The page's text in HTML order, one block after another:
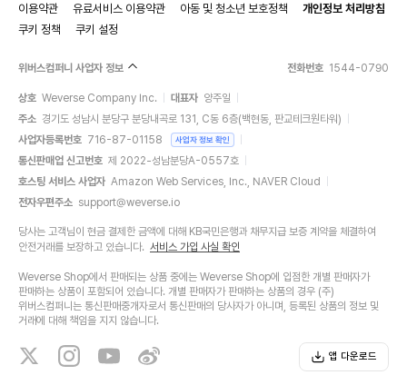
이용약관 유료서비스 이용약관 아동 및 청소년 보호정책
개인정보 처리방침
쿠키 정책
쿠키 설정
위버스컴퍼니 사업자 정보 전화번호 1544-0790
상호 Weverse Company Inc. 대표자 양주일
주소 경기도 성남시 분당구 분당내곡로 131, C동 6층(백현동, 판교테크원타워)
사업자등록번호 716-87-01158 사업자 정보 확인
통신판매업 신고번호 제 2022-성남분당A-0557호
호스팅 서비스 사업자 Amazon Web Services, Inc., NAVER Cloud
전자우편주소 support@weverse.io
당사는 고객님이 현금 결제한 금액에 대해 KB국민은행과 채무지급 보증 계약을 체결하여
안전거래를 보장하고 있습니다. 서비스 가입 사실 확인
Weverse Shop에서 판매되는 상품 중에는 Weverse Shop에 입점한 개별 판매자가
판매하는 상품이 포함되어 있습니다. 개별 판매자가 판매하는 상품의 경우 (주)
위버스컴퍼니는 통신판매중개자로서 통신판매의 당사자가 아니며, 등록된 상품의 정보 및
거래에 대해 책임을 지지 않습니다.
앱 다운로드